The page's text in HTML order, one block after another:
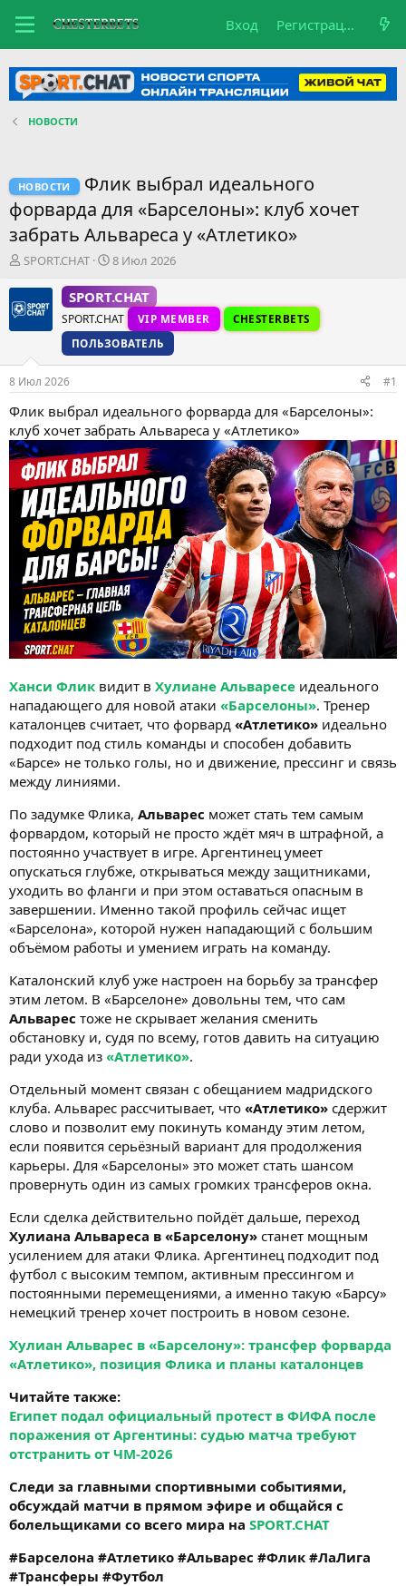
Вход Регистрация
НОВОСТИ
НОВОСТИ
Флик выбрал идеального
форварда для «Барселоны»: клуб хочет
забрать Альвареса у «Атлетико»
А
т
о
е
м
ы
SPORT.CHAT
Д
т
а
н
а
ч
л
а
8 Июл 2026
SPORT.CHAT
SPORT.CHAT VIP MEMBER
CHESTERBETS
ПОЛЬЗОВАТЕЛЬ
8 Июл 2026 #1
Флик выбрал идеального форварда для «Барселоны»:
клуб хочет забрать Альвареса у «Атлетико»
Ханси Флик видит в Хулиане Альваресе идеального
нападающего для новой атаки «Барселоны». Тренер
каталонцев считает, что форвард «Атлетико» идеально
подходит под стиль команды и способен добавить
«Барсе» не только голы, но и движение, прессинг и связь
между линиями.
По задумке Флика, Альварес может стать тем самым
форвардом, который не просто ждёт мяч в штрафной, а
постоянно участвует в игре. Аргентинец умеет
опускаться глубже, открываться между защитниками,
уходить во фланги и при этом оставаться опасным в
завершении. Именно такой профиль сейчас ищет
«Барселона», которой нужен нападающий с большим
объёмом работы и умением играть на команду.
Каталонский клуб уже настроен на борьбу за трансфер
этим летом. В «Барселоне» довольны тем, что сам
Альварес тоже не скрывает желания сменить
обстановку и, судя по всему, готов давить на ситуацию
ради ухода из «Атлетико».
Отдельный момент связан с обещанием мадридского
клуба. Альварес рассчитывает, что «Атлетико» сдержит
слово и позволит ему покинуть команду этим летом,
если появится серьёзный вариант для продолжения
карьеры. Для «Барселоны» это может стать шансом
провернуть один из самых громких трансферов окна.
Если сделка действительно пойдёт дальше, переход
Хулиана Альвареса в «Барселону» станет мощным
усилением для атаки Флика. Аргентинец подходит под
футбол с высоким темпом, активным прессингом и
постоянными перемещениями, а именно такую «Барсу»
немецкий тренер хочет построить в новом сезоне.
Хулиан Альварес в «Барселону»: трансфер форварда
«Атлетико», позиция Флика и планы каталонцев
Читайте также:
Египет подал официальный протест в ФИФА после
поражения от Аргентины: судью матча требуют
отстранить от ЧМ-2026
Следи за главными спортивными событиями,
обсуждай матчи в прямом эфире и общайся с
болельщиками со всего мира на SPORT.CHAT
#Барселона #Атлетико #Альварес #Флик #ЛаЛига
#Трансферы #Футбол